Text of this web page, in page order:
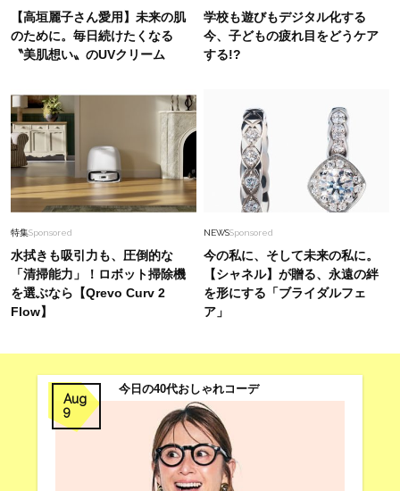
【高垣麗子さん愛用】未来の肌
のために。毎日続けたくなる
〝美肌想い〟のUVクリーム
学校も遊びもデジタル化する
今、子どもの疲れ目をどうケア
する!?
特集Sponsored
水拭きも吸引力も、圧倒的な
「清掃能力」！ロボット掃除機
を選ぶなら【Qrevo Curv 2
Flow】
NEWSSponsored
今の私に、そして未来の私に。
【シャネル】が贈る、永遠の絆
を形にする「ブライダルフェ
ア」
Aug
9
今日の40代おしゃれコーデ